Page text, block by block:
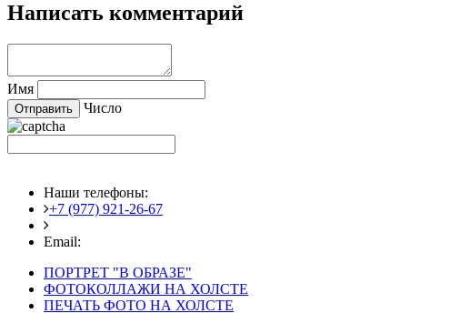
Написать комментарий
Имя
Число
Наши телефоны:
+7 (977) 921-26-67
Email:
ПОРТРЕТ "В ОБРАЗЕ"
ФОТОКОЛЛАЖИ НА ХОЛСТЕ
ПЕЧАТЬ ФОТО НА ХОЛСТЕ